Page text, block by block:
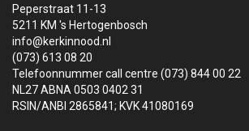
Peperstraat 11-13
5211 KM 's Hertogenbosch
info@kerkinnood.nl
(073) 613 08 20
Telefoonnummer call centre (073) 844 00 22
NL27 ABNA 0503 0402 31
RSIN/ANBI 2865841; KVK 41080169